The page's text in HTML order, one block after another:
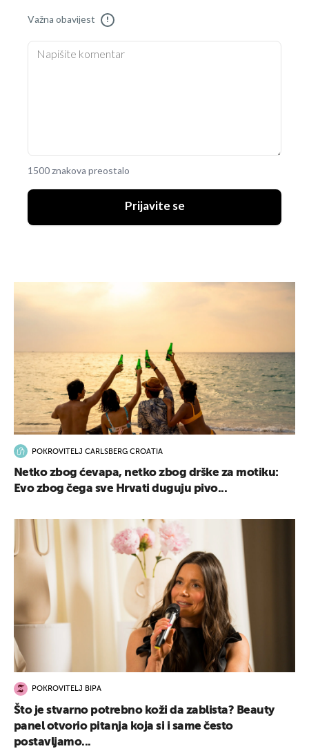
Važna obavijest !
1500 znakova preostalo
Prijavite se
POKROVITELJ CARLSBERG CROATIA
Netko zbog ćevapa, netko zbog drške za motiku:
Evo zbog čega sve Hrvati duguju pivo...
POKROVITELJ BIPA
Što je stvarno potrebno koži da zablista? Beauty
panel otvorio pitanja koja si i same često
postavljamo...